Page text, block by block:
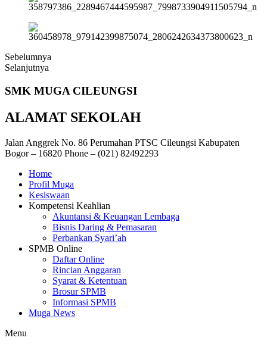
Sebelumnya
Selanjutnya
SMK MUGA CILEUNGSI
ALAMAT SEKOLAH
Jalan Anggrek No. 86 Perumahan PTSC Cileungsi Kabupaten
Bogor – 16820 Phone – (021) 82492293
Home
Profil Muga
Kesiswaan
Kompetensi Keahlian
Akuntansi & Keuangan Lembaga
Bisnis Daring & Pemasaran
Perbankan Syari’ah
SPMB Online
Daftar Online
Rincian Anggaran
Syarat & Ketentuan
Brosur SPMB
Informasi SPMB
Muga News
Menu